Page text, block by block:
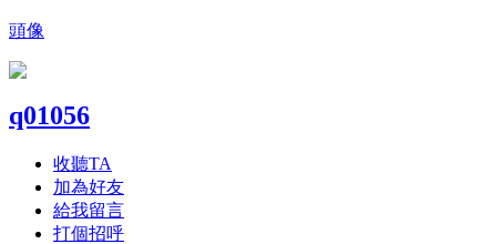
頭像
q01056
收聽TA
加為好友
給我留言
打個招呼